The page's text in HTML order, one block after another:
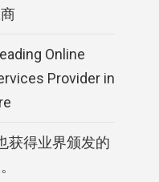
Online
Provider in
获得业界颁发的